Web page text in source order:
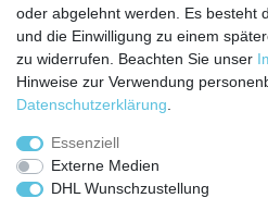
oder abgelehnt werden. Es besteht
und die Einwilligung zu einem
zu widerrufen. Beachten Sie unser
Hinweise zur Verwendung
Daten­schutz­erklärung
Essenziell
Externe Medien
DHL Wunschzustellung
E-MAIL **
Newsletter
Honig
Einwilligung kann ich jederzeit widerrufen.**